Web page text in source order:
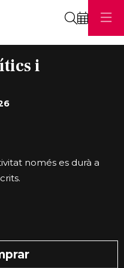
i
només es durà a